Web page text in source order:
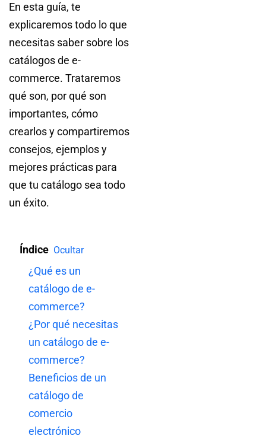
En esta guía, te
explicaremos todo lo que
necesitas saber sobre los
catálogos de e-
commerce. Trataremos
qué son, por qué son
importantes, cómo
crearlos y compartiremos
consejos, ejemplos y
mejores prácticas para
que tu catálogo sea todo
un éxito.
Índice Ocultar
¿Qué es un
catálogo de e-
commerce?
¿Por qué necesitas
un catálogo de e-
commerce?
Beneficios de un
catálogo de
comercio
electrónico